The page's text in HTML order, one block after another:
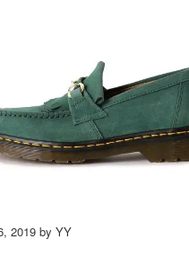
2019 by YY